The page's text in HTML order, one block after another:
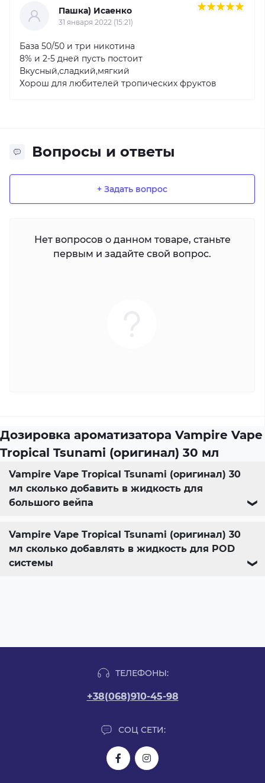
Пашка) Исаенко
31 января 2022 (15:21)
База 50/50 и три никотина
8% и 2-5 дней пусть постоит
Вкусный,сладкий,мягкий
Хорош для любителей тропических фруктов
Вопросы и ответы
+ Задать вопрос
Нет вопросов о данном товаре, станьте
первым и задайте свой вопрос.
Дозировка ароматизатора Vampire Vape
Tropical Tsunami (оригинал) 30 мл
Vampire Vape Tropical Tsunami (оригинал) 30
мл сколько добавить в жидкость для
большого вейпа
❯
Vampire Vape Tropical Tsunami (оригинал) 30
мл сколько добавлять в жидкость для POD
системы
❯
ТЕЛЕФОНЫ:
+38(068)910-45-98
СОЦ СЕТИ: